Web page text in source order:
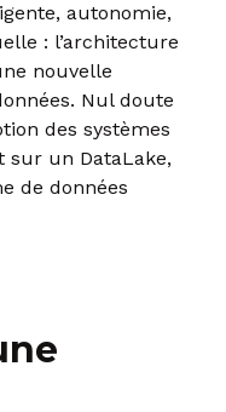
autonomie,
: l’architecture
nouvelle
Nul doute
des systèmes
sur un DataLake,
de données